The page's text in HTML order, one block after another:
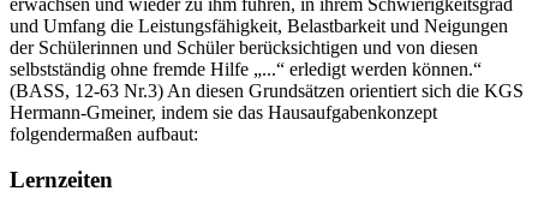
und Umfang die Leistungsfähigkeit, Belastbarkeit und Neigungen
der Schülerinnen und Schüler berücksichtigen und von diesen
selbstständig ohne fremde Hilfe „...“ erledigt werden können.“
(BASS, 12-63 Nr.3) An diesen Grundsätzen orientiert sich die KGS
Hermann-Gmeiner, indem sie das Hausaufgabenkonzept
folgendermaßen aufbaut:
Lernzeiten